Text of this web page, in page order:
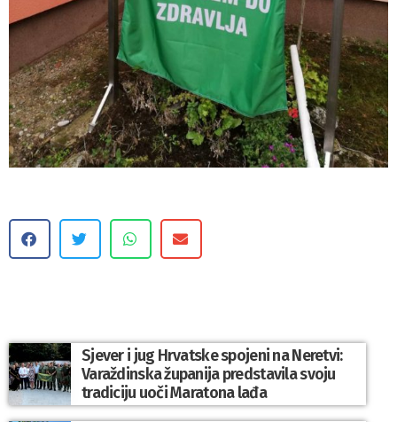
Sjever i jug Hrvatske spojeni na Neretvi:
Varaždinska županija predstavila svoju
tradiciju uoči Maratona lađa